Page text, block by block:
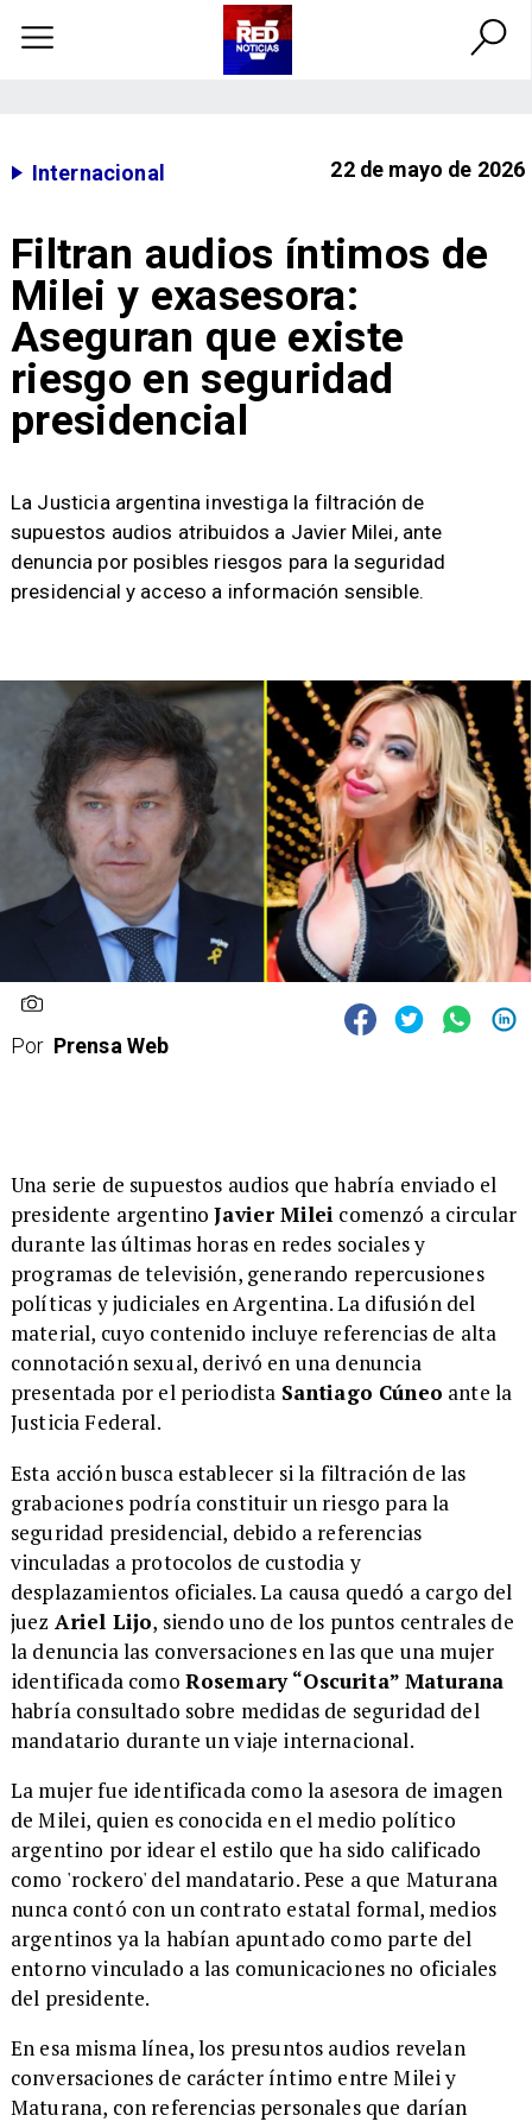
Internacional 22 de mayo de 2026
Filtran audios íntimos de
Milei y exasesora:
Aseguran que existe
riesgo en seguridad
presidencial
La Justicia argentina investiga la filtración de
supuestos audios atribuidos a Javier Milei, ante
denuncia por posibles riesgos para la seguridad
presidencial y acceso a información sensible.
Por Prensa Web
Una serie de supuestos audios que habría enviado el
presidente argentinoJavier Milei comenzó a circular
durante las últimas horas en redes sociales y
programas de televisión, generando repercusiones
políticas y judiciales en Argentina. La difusión del
material, cuyo contenido incluye referencias de alta
connotación sexual, derivó en una denuncia
presentada por el periodista Santiago Cúneo ante la
Justicia Federal.
Esta acción busca establecer si la filtración de las
grabaciones podría constituir un riesgo para la
seguridad presidencial, debido a referencias
vinculadas a protocolos de custodia y
desplazamientos oficiales. La causa quedó a cargo del
juez Ariel Lijo, siendo uno de los puntos centrales de
la denuncia las conversaciones en las que una mujer
identificada como Rosemary “Oscurita” Maturana
habría consultado sobre medidas de seguridad del
mandatario durante un viaje internacional.
La mujer fue identificada como la asesora de imagen
de Milei, quien es conocida en el medio político
argentino por idear el estilo que ha sido calificado
como 'rockero' del mandatario. Pese a que Maturana
nunca contó con un contrato estatal formal, medios
argentinos ya la habían apuntado como parte del
entorno vinculado a las comunicaciones no oficiales
del presidente.
En esa misma línea, los presuntos audios revelan
conversaciones de carácter íntimo entre Milei y
Maturana, con referencias personales que darían